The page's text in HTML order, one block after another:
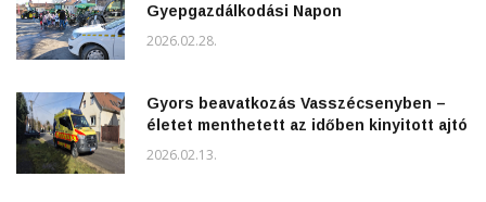
Gyepgazdálkodási Napon
2026.02.28.
Gyors beavatkozás Vasszécsenyben –
életet menthetett az időben kinyitott ajtó
2026.02.13.